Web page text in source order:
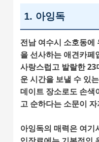
1. 아잉독
전남 여수시 소호동에
을 선사하는 애견카페
사랑스럽고 발랄한
운 시간을 보낼 수 있
데이트 장소로도 손색
고 순하다는 소문이
아잉독의 매력은 여기